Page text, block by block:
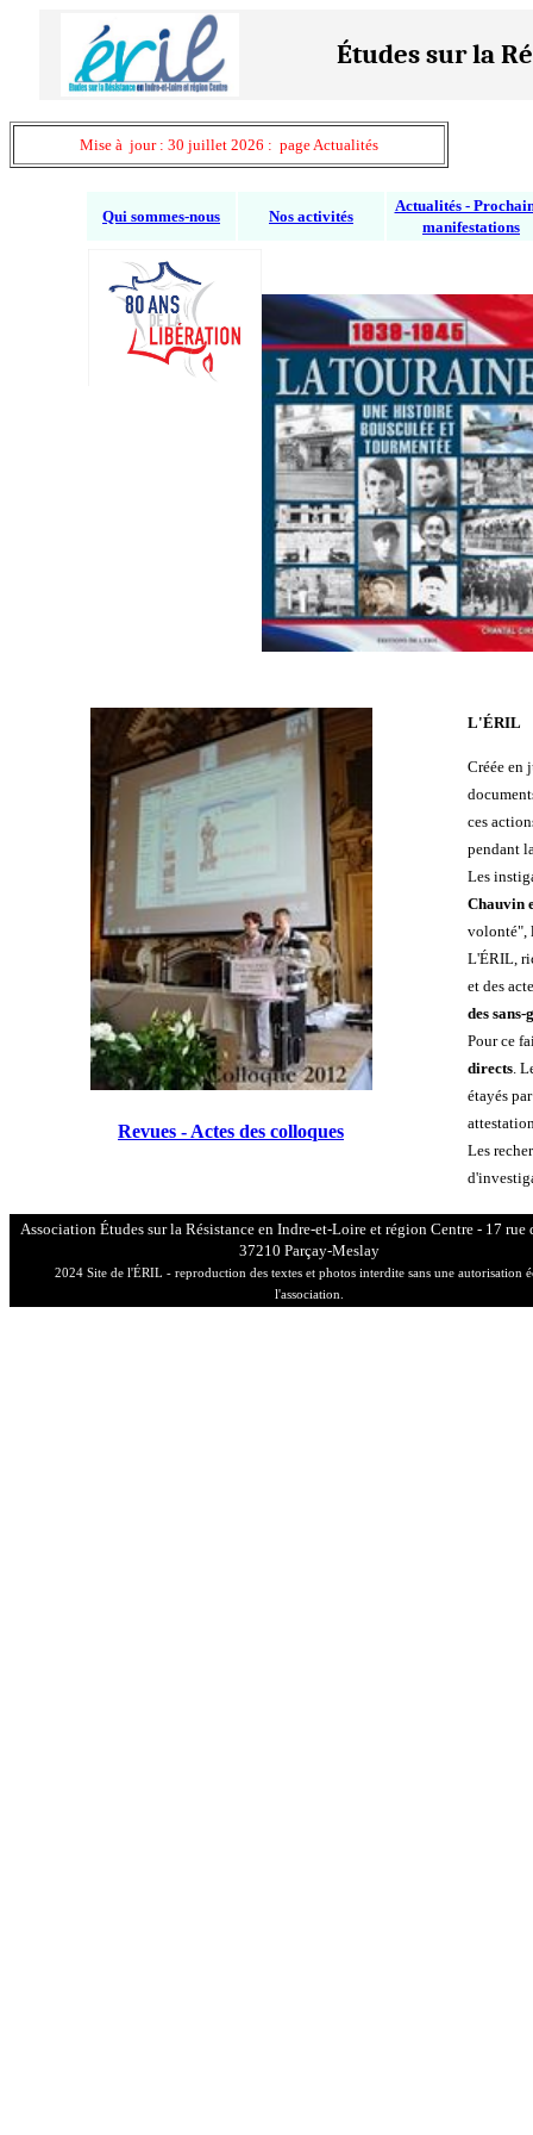
Études sur la
Mise à jour : 30 juillet 2026 : page Actualités
Qui sommes-nous Nos activités
Actualités -
manifestations
Revues - Actes des colloques
L'ÉRIL
Créée en
ces
pendant
Les
Chauvin
volonté",
L'ÉRIL,
et des
des sans-
Pour ce
directs.
étayés
Les
Association Études sur la Résistance en Indre-et-Loire et région Centre - 17 rue
37210 Parçay-Meslay
2024 Site de l'ÉRIL - reproduction des textes et photos interdite sans une autorisation
l'association.